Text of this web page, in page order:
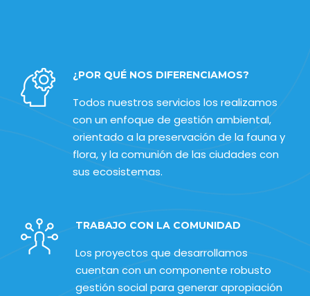
¿POR QUÉ NOS DIFERENCIAMOS?
Todos nuestros servicios los realizamos
con un enfoque de gestión ambiental,
orientado a la preservación de la fauna y
flora, y la comunión de las ciudades con
sus ecosistemas.
TRABAJO CON LA COMUNIDAD
Los proyectos que desarrollamos
cuentan con un componente robusto
gestión social para generar apropiación